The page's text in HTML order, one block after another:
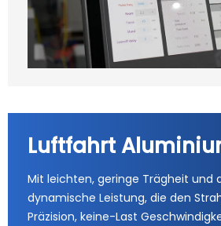
Luftfahrt
Mit leichten, geringe Trägheit und
dynamische Leistung, die den
Präzision, keine-Last